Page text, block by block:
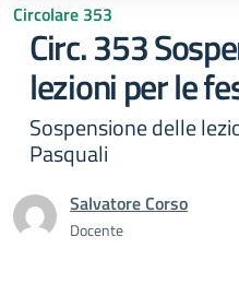
Circolare 353
Circ. 353
lezioni per le
Sospensione delle
Pasquali
Salvatore Corso
Docente